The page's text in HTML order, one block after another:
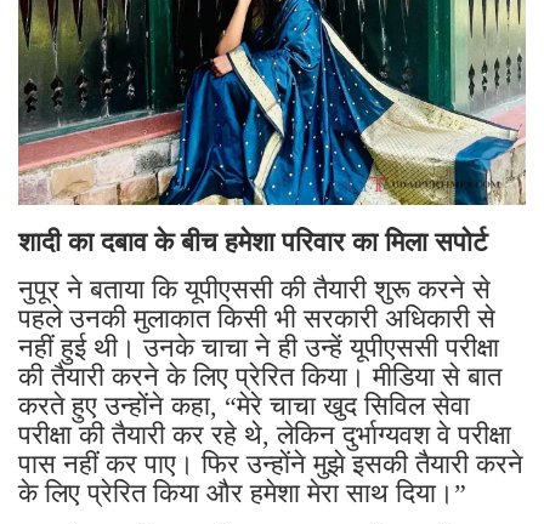
शादी का दबाव के बीच हमेशा परिवार का मिला सपोर्ट
नुपूर ने बताया कि यूपीएससी की तैयारी शुरू करने से
पहले उनकी मुलाकात किसी भी सरकारी अधिकारी से
नहीं हुई थी। उनके चाचा ने ही उन्हें यूपीएससी परीक्षा
की तैयारी करने के लिए प्रेरित किया। मीडिया से बात
करते हुए उन्होंने कहा, “मेरे चाचा खुद सिविल सेवा
परीक्षा की तैयारी कर रहे थे, लेकिन दुर्भाग्यवश वे परीक्षा
पास नहीं कर पाए। फिर उन्होंने मुझे इसकी तैयारी करने
के लिए प्रेरित किया और हमेशा मेरा साथ दिया।”